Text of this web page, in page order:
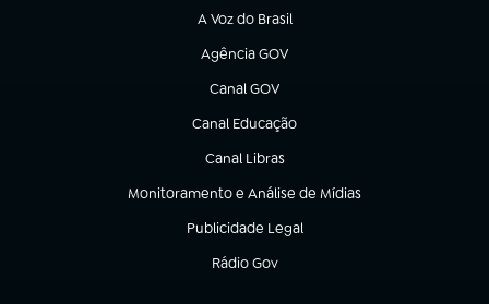
A Voz do Brasil
(abre em nova aba)
Agência GOV
(abre em nova aba)
Canal GOV
(abre em nova aba)
Canal Educação
(abre em nova aba)
Canal Libras
(abre em nova aba)
Monitoramento e Análise de Mídias
(abre em nova aba)
Publicidade Legal
(abre em nova aba)
Rádio Gov
(abre em nova aba)